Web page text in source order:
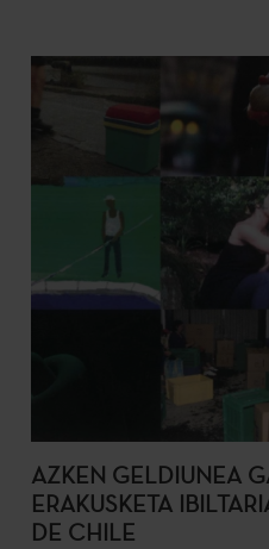
AZKEN GELDIUNEA
ERAKUSKETA
DE CHILE